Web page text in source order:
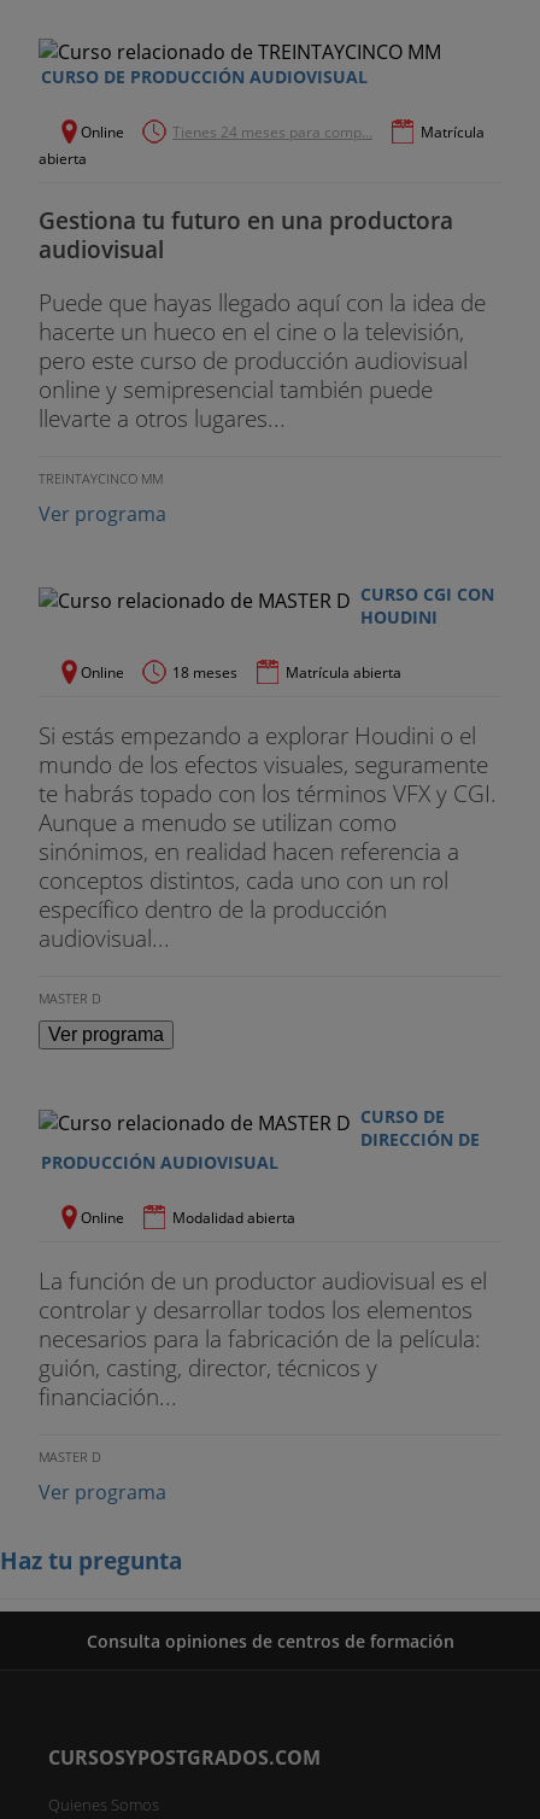
CURSO DE PRODUCCIÓN AUDIOVISUAL
Online Tienes 24 meses para comp...
Matrícula
abierta
Gestiona tu futuro en una productora
audiovisual
Puede que hayas llegado aquí con la idea de
hacerte un hueco en el cine o la televisión,
pero este curso de producción audiovisual
online y semipresencial también puede
llevarte a otros lugares...
TREINTAYCINCO MM
Ver programa
CURSO CGI CON
HOUDINI
Online 18 meses Matrícula abierta
Si estás empezando a explorar Houdini o el
mundo de los efectos visuales, seguramente
te habrás topado con los términos VFX y CGI.
Aunque a menudo se utilizan como
sinónimos, en realidad hacen referencia a
conceptos distintos, cada uno con un rol
específico dentro de la producción
audiovisual...
MASTER D
Ver programa
CURSO DE
DIRECCIÓN DE
PRODUCCIÓN AUDIOVISUAL
Online Modalidad abierta
La función de un productor audiovisual es el
controlar y desarrollar todos los elementos
necesarios para la fabricación de la película:
guión, casting, director, técnicos y
financiación...
MASTER D
Ver programa
Haz tu pregunta
Consulta opiniones de centros de formación
CURSOSYPOSTGRADOS.COM
Quienes Somos